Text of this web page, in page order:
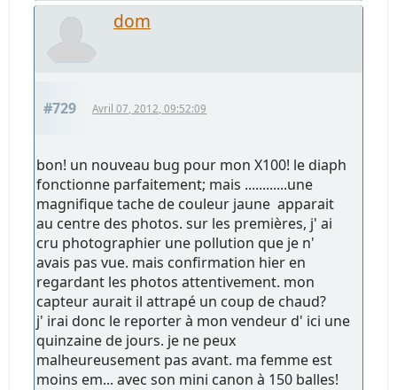
dom
#729 Avril 07, 2012, 09:52:09
bon! un nouveau bug pour mon X100! le diaph
fonctionne parfaitement; mais ............une
magnifique tache de couleur jaune apparait
au centre des photos. sur les premières, j' ai
cru photographier une pollution que je n'
avais pas vue. mais confirmation hier en
regardant les photos attentivement. mon
capteur aurait il attrapé un coup de chaud?
j' irai donc le reporter à mon vendeur d' ici une
quinzaine de jours. je ne peux
malheureusement pas avant. ma femme est
moins em... avec son mini canon à 150 balles!